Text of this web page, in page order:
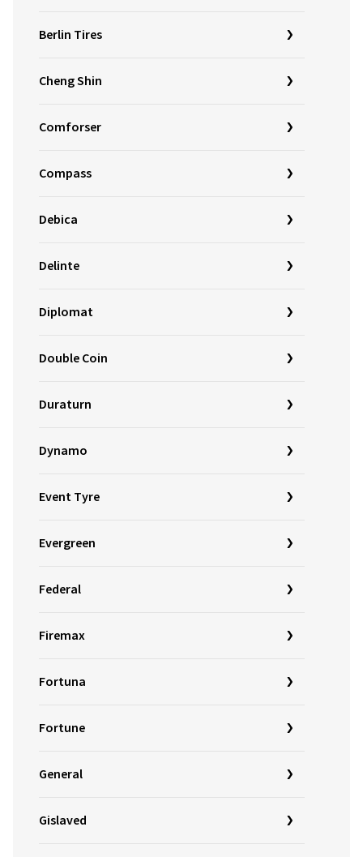
Berlin Tires
Cheng Shin
Comforser
Compass
Debica
Delinte
Diplomat
Double Coin
Duraturn
Dynamo
Event Tyre
Evergreen
Federal
Firemax
Fortuna
Fortune
General
Gislaved